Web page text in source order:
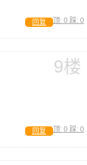
顶: 0 踩: 0
回复
9楼
顶: 0 踩: 0
回复